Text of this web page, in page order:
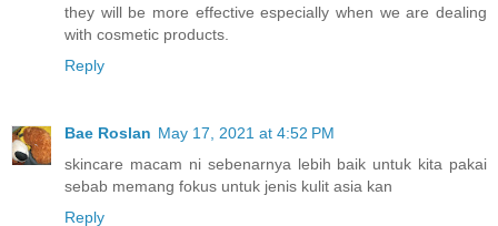
they will be more effective especially when we are dealing
with cosmetic products.
Reply
Bae Roslan May 17, 2021 at 4:52 PM
skincare macam ni sebenarnya lebih baik untuk kita pakai
sebab memang fokus untuk jenis kulit asia kan
Reply